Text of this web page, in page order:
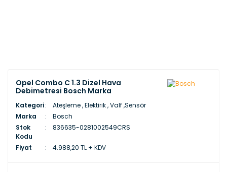
Opel Combo C 1.3 Dizel Hava
Debimetresi Bosch Marka
Kategori
Ateşleme , Elektirik , Valf ,Sensör
Marka
Bosch
Stok
Kodu
836635-0281002549CRS
Fiyat 4.988,20 TL + KDV